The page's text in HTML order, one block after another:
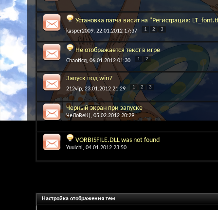
Установка патча висит на "Регистрация:
kasper2009, 22.01.2012 17:37 1 2 3
Не отображается текст в игре
Chaoticq, 06.01.2012 01:30 1 2
Запуск под win7
212vip, 23.01.2012 21:29 1 2 3
Черный экран при запуске
ЧеЛоВеК), 05.02.2012 20:29
VORBISFILE.DLL was not found
Yuuichi, 04.01.2012 23:50
Настройка отображения тем